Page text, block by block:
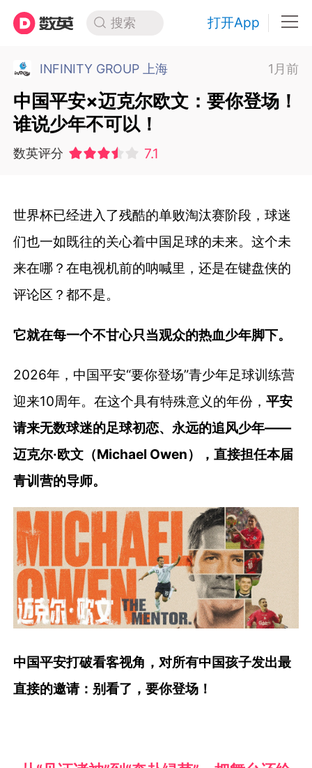
搜索 打开App
INFINITY GROUP 上海 1月前
中国平安×迈克尔欧文：要你登场！
谁说少年不可以！
数英评分 7.1
世界杯已经进入了残酷的单败淘汰赛阶段，球迷
们也一如既往的关心着中国足球的未来。这个未
来在哪？在电视机前的呐喊里，还是在键盘侠的
评论区？都不是。
它就在每一个不甘心只当观众的热血少年脚下。
2026年，中国平安“要你登场”青少年足球训练营
迎来10周年。在这个具有特殊意义的年份，平安
请来无数球迷的足球初恋、永远的追风少年——
迈克尔·欧文（Michael Owen），直接担任本届
青训营的导师。
中国平安打破看客视角，对所有中国孩子发出最
直接的邀请：别看了，要你登场！